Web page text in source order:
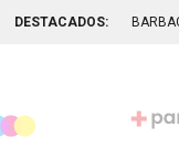
DESTACADOS: